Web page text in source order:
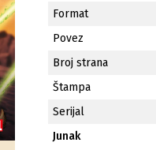
Format
Povez
Broj strana
Štampa
Serijal
Junak